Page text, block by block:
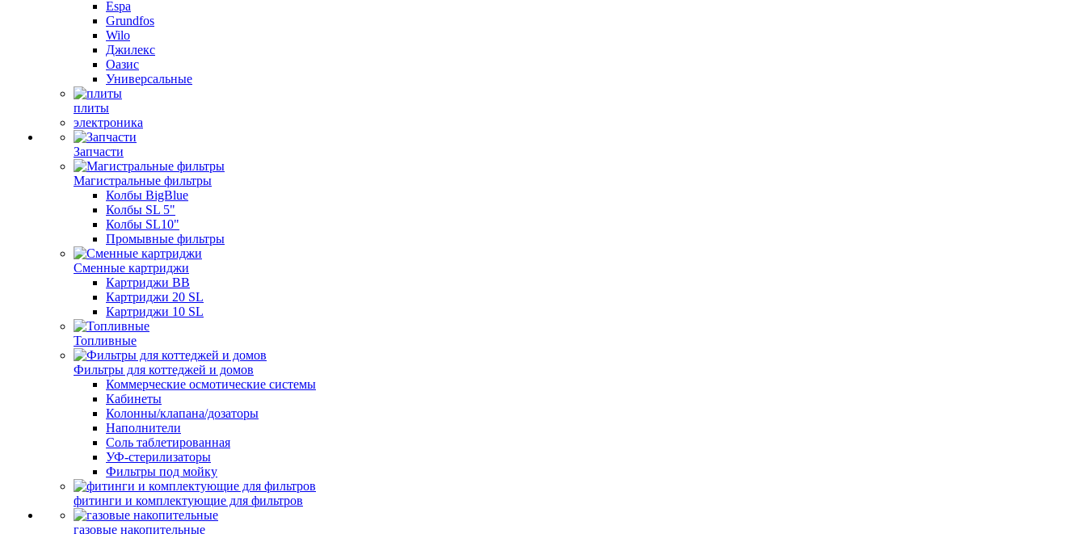
Espa
Grundfos
Wilo
Джилекс
Оазис
Универсальные
плиты
электроника
Запчасти
Магистральные фильтры
Колбы BigBlue
Колбы SL 5"
Колбы SL10"
Промывные фильтры
Сменные картриджи
Картриджи BB
Картриджи 20 SL
Картриджи 10 SL
Топливные
Фильтры для коттеджей и домов
Коммерческие осмотические системы
Кабинеты
Колонны/клапана/дозаторы
Наполнители
Соль таблетированная
УФ-стерилизаторы
Фильтры под мойку
фитинги и комплектующие для фильтров
газовые накопительные